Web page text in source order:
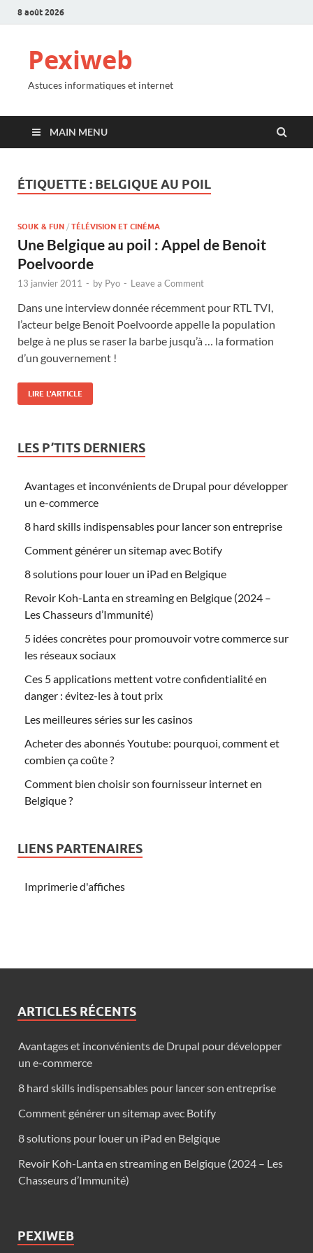
8 août 2026
Pexiweb
Astuces informatiques et internet
MAIN MENU
ÉTIQUETTE : BELGIQUE AU POIL
SOUK & FUN / TÉLÉVISION ET CINÉMA
Une Belgique au poil : Appel de Benoit
Poelvoorde
13 janvier 2011 - by Pyo - Leave a Comment
Dans une interview donnée récemment pour RTL TVI,
l’acteur belge Benoit Poelvoorde appelle la population
belge à ne plus se raser la barbe jusqu’à … la formation
d’un gouvernement !
LIRE L'ARTICLE
LES P’TITS DERNIERS
Avantages et inconvénients de Drupal pour développer
un e-commerce
8 hard skills indispensables pour lancer son entreprise
Comment générer un sitemap avec Botify
8 solutions pour louer un iPad en Belgique
Revoir Koh-Lanta en streaming en Belgique (2024 –
Les Chasseurs d’Immunité)
5 idées concrètes pour promouvoir votre commerce sur
les réseaux sociaux
Ces 5 applications mettent votre confidentialité en
danger : évitez-les à tout prix
Les meilleures séries sur les casinos
Acheter des abonnés Youtube: pourquoi, comment et
combien ça coûte ?
Comment bien choisir son fournisseur internet en
Belgique ?
LIENS PARTENAIRES
Imprimerie d'affiches
ARTICLES RÉCENTS
Avantages et inconvénients de Drupal pour développer
un e-commerce
8 hard skills indispensables pour lancer son entreprise
Comment générer un sitemap avec Botify
8 solutions pour louer un iPad en Belgique
Revoir Koh-Lanta en streaming en Belgique (2024 – Les
Chasseurs d’Immunité)
PEXIWEB